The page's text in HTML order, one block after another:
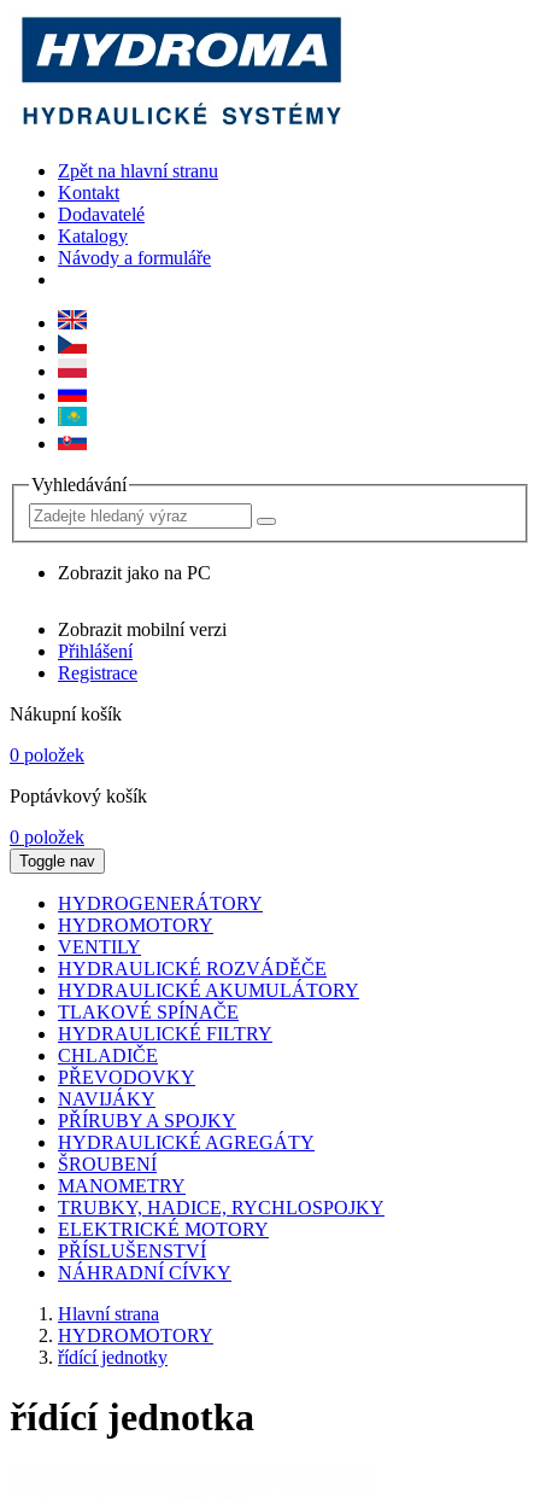
Zpět na hlavní stranu
Kontakt
Dodavatelé
Katalogy
Návody a formuláře
Vyhledávání
Zobrazit jako na PC
Zobrazit mobilní verzi
Přihlášení
Registrace
Nákupní košík
0 položek
Poptávkový košík
0 položek
Toggle nav
HYDROGENERÁTORY
HYDROMOTORY
VENTILY
HYDRAULICKÉ ROZVÁDĚČE
HYDRAULICKÉ AKUMULÁTORY
TLAKOVÉ SPÍNAČE
HYDRAULICKÉ FILTRY
CHLADIČE
PŘEVODOVKY
NAVIJÁKY
PŘÍRUBY A SPOJKY
HYDRAULICKÉ AGREGÁTY
ŠROUBENÍ
MANOMETRY
TRUBKY, HADICE, RYCHLOSPOJKY
ELEKTRICKÉ MOTORY
PŘÍSLUŠENSTVÍ
NÁHRADNÍ CÍVKY
Hlavní strana
HYDROMOTORY
řídící jednotky
řídící jednotka